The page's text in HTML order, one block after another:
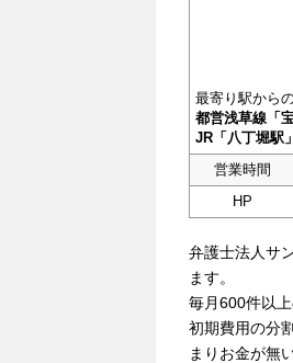
最寄り駅から
都営浅草線「
JR「八丁堀駅
営業時間
HP
弁護士法人サ
ます。
毎月600件以
初期費用の分
まりお金が無